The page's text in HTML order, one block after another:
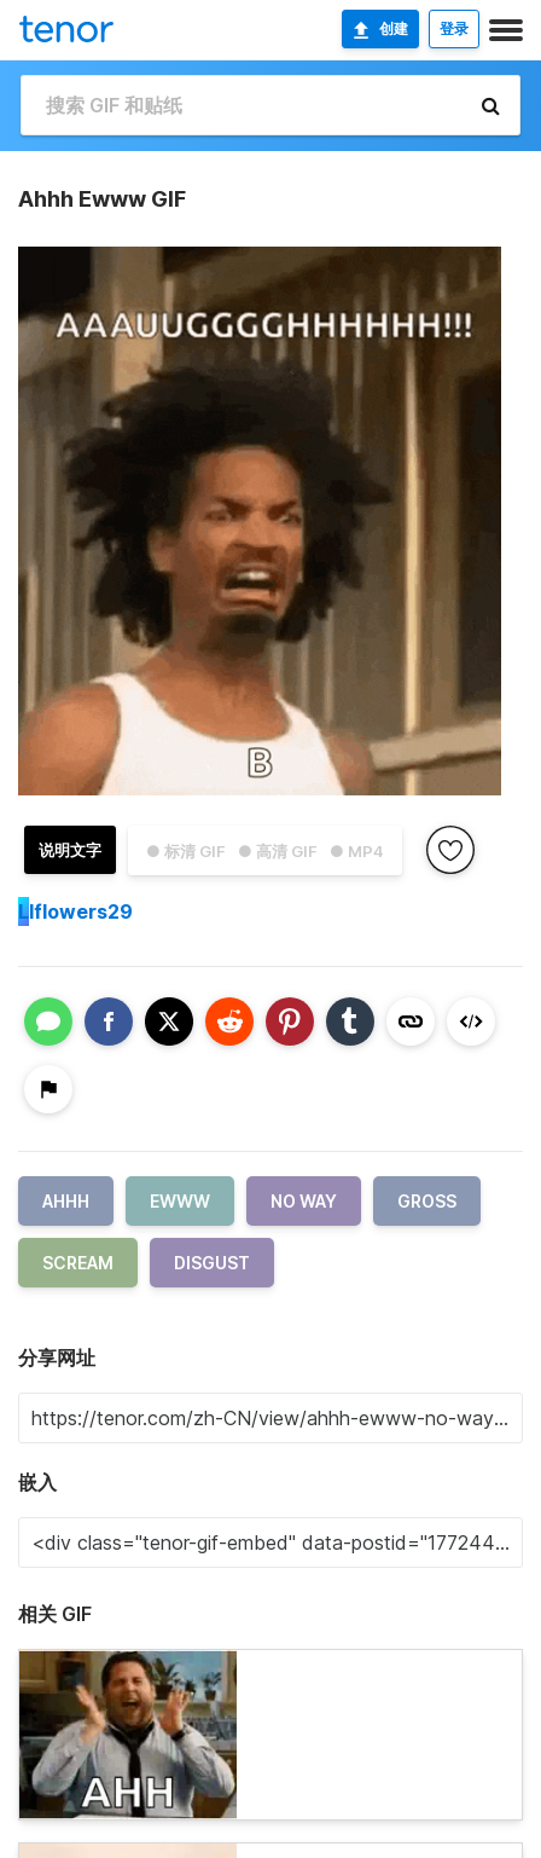
创建 登录
Ahhh Ewww GIF
● 标清 GIF ● 高清 GIF ● MP4
说明文字
Llflowers29
AHHH EWWW NO WAY GROSS
SCREAM DISGUST
分享网址
嵌入
相关 GIF